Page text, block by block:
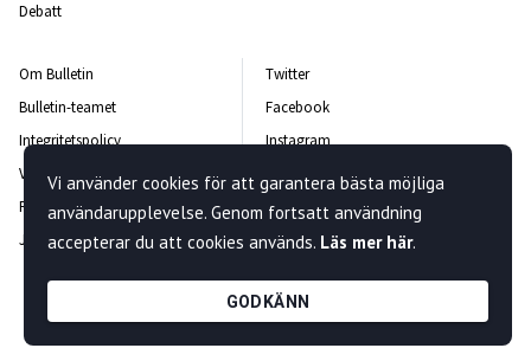
Debatt
Om Bulletin
Bulletin-teamet
Integritetspolicy
Vanliga frågor och svar
Rättelsepolicy
Jobba hos oss
Twitter
Facebook
Instagram
Kontakta oss
Nyhetsbrev
Vi använder cookies för att garantera bästa möjliga
användarupplevelse. Genom fortsatt användning
accepterar du att cookies används. Läs mer här.
GODKÄNN